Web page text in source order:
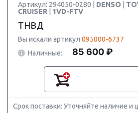
Артикул: 294050-0280 | DENSO
CRUISER
1VD-FTV
ТНВД
Вы искали артикул 095000-6737
Наличные:
85 600 ₽
Срок поставки: Уточняйте наличие и